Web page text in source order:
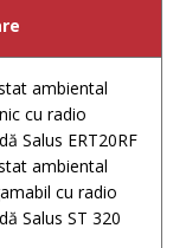
ambiental
cu radio
Salus ERT20RF
ambiental
cu radio
Salus ST 320